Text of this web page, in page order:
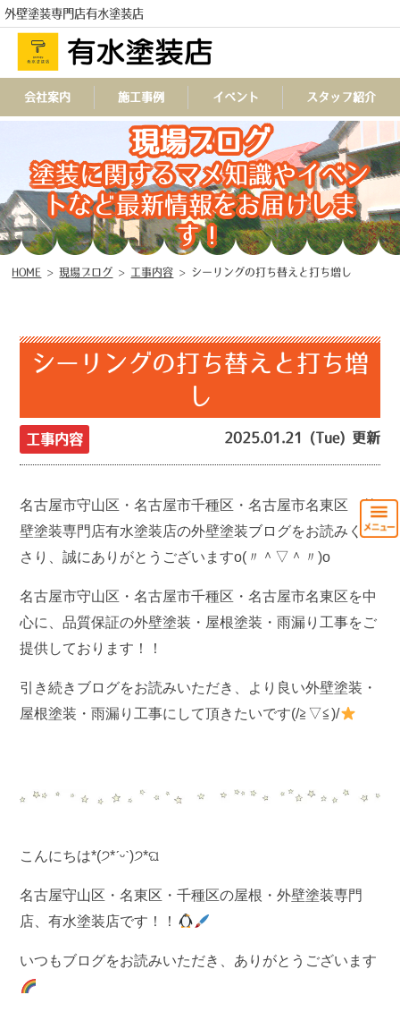
外壁塗装専門店有水塗装店
TEL
会社案内 施工事例 イベント スタッフ紹介
現場ブログ
塗装に関するマメ知識やイベン
トなど最新情報をお届けしま
す！
HOME >現場ブログ > 工事内容 > シーリングの打ち替えと打ち増し
シーリングの打ち替えと打ち増
し
工事内容 2025.01.21 (Tue) 更新
名古屋市守山区・名古屋市千種区・名古屋市名東区 外
壁塗装専門店有水塗装店の外壁塗装ブログをお読みくだ
さり、誠にありがとうございますo(〃＾▽＾〃)o
名古屋市守山区・名古屋市千種区・名古屋市名東区を中
心に、品質保証の外壁塗装・屋根塗装・雨漏り工事をご
提供しております！！
引き続きブログをお読みいただき、より良い外壁塗装・
屋根塗装・雨漏り工事にして頂きたいです(/≧▽≦)/
こんにちは*(੭*ˊᵕˋ)੭*ଘ
名古屋守山区・名東区・千種区の屋根・外壁塗装専門
店、有水塗装店です！！
いつもブログをお読みいただき、ありがとうございます